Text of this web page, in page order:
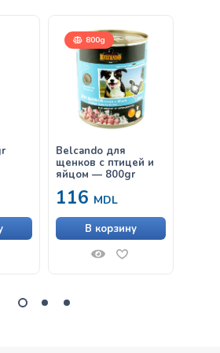
800g
Belcando для
щенков с птицей и
яйцом — 800gr
116 MDL
В корзину